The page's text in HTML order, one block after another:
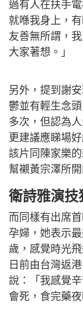
過有人在扶手
就喺我身上，
友善無所謂，
大家著想。」
另外，提到謝
鬱並有輕生念
多次，但認為
更建議應睇場
該片同陳家樂
幫襯黃宗澤所開
衛詩雅演技
而同樣有出席
孕婦，她表示
歲，感覺時光
日前由台灣返
說：「我感覺
會死，食完藥夜